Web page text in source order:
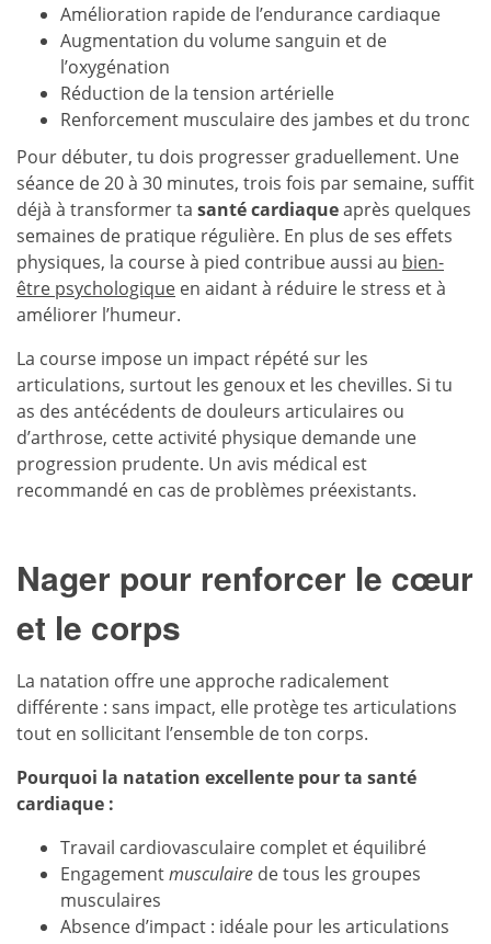
Amélioration rapide de l’endurance cardiaque
Augmentation du volume sanguin et de
l’oxygénation
Réduction de la tension artérielle
Renforcement musculaire des jambes et du tronc
Pour débuter, tu dois progresser graduellement. Une
séance de 20 à 30 minutes, trois fois par semaine, suffit
déjà à transformer ta santé cardiaqueaprès quelques
semaines de pratique régulière. En plus de ses effets
physiques, la course à pied contribue aussi au bien-
être psychologique en aidant à réduire le stress et à
améliorer l’humeur.
La course impose un impact répété sur les
articulations, surtout les genoux et les chevilles. Si tu
as des antécédents de douleurs articulaires ou
d’arthrose, cette activité physique demande une
progression prudente. Un avis médical est
recommandé en cas de problèmes préexistants.
Nager pour renforcer le cœur
et le corps
La natation offre une approche radicalement
différente : sans impact, elle protège tes articulations
tout en sollicitant l’ensemble de ton corps.
Pourquoi la natation excellente pour ta santé
cardiaque :
Travail cardiovasculaire complet et équilibré
Engagementmusculaire de tous les groupes
musculaires
Absence d’impact : idéale pour les articulations